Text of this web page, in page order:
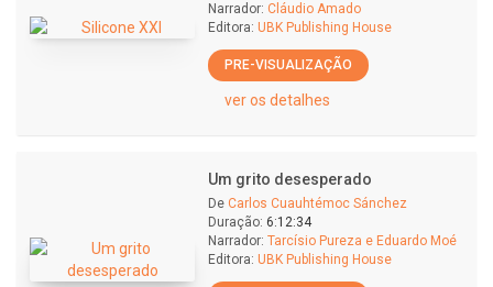
Narrador: Cláudio Amado
Editora: UBK Publishing House
PRE-VISUALIZAÇÃO
ver os detalhes
Um grito desesperado
De Carlos Cuauhtémoc Sánchez
Duração: 6:12:34
Narrador: Tarcísio Pureza e Eduardo Moé
Editora: UBK Publishing House